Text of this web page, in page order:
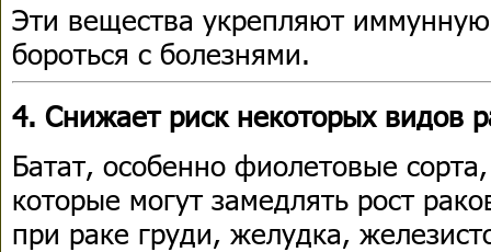
Эти вещества укрепляют
бороться с болезнями.
4. Снижает риск некоторых видов
Батат, особенно фиолетовые
которые могут замедлять рост
при раке груди, желудка,